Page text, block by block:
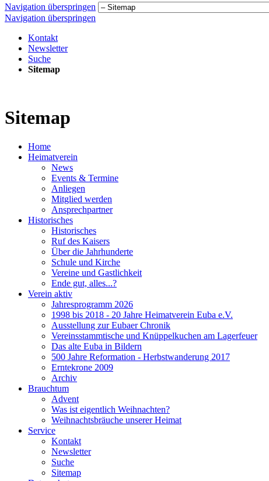
Navigation überspringen
Navigation überspringen
Kontakt
Newsletter
Suche
Sitemap
Sitemap
Home
Heimatverein
News
Events & Termine
Anliegen
Mitglied werden
Ansprechpartner
Historisches
Historisches
Ruf des Kaisers
Über die Jahrhunderte
Schule und Kirche
Vereine und Gastlichkeit
Ende gut, alles...?
Verein aktiv
Jahresprogramm 2026
1998 bis 2018 - 20 Jahre Heimatverein Euba e.V.
Ausstellung zur Eubaer Chronik
Vereinsstammtische und Knüppelkuchen am Lagerfeuer
Das alte Euba in Bildern
500 Jahre Reformation - Herbstwanderung 2017
Erntekrone 2009
Archiv
Brauchtum
Advent
Was ist eigentlich Weihnachten?
Weihnachtsbräuche unserer Heimat
Service
Kontakt
Newsletter
Suche
Sitemap